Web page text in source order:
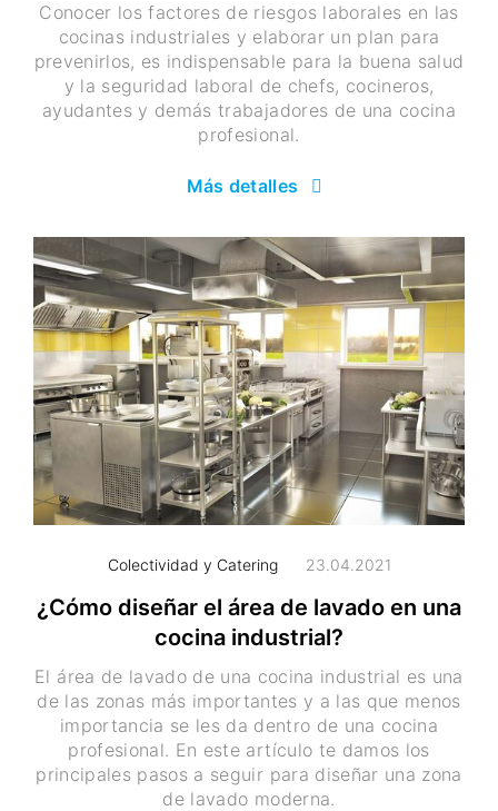
Conocer los factores de riesgos laborales en las
cocinas industriales y elaborar un plan para
prevenirlos, es indispensable para la buena salud
y la seguridad laboral de chefs, cocineros,
ayudantes y demás trabajadores de una cocina
profesional.
Más detalles
Colectividad y Catering 23.04.2021
¿Cómo diseñar el área de lavado en una
cocina industrial?
El área de lavado de una cocina industrial es una
de las zonas más importantes y a las que menos
importancia se les da dentro de una cocina
profesional. En este artículo te damos los
principales pasos a seguir para diseñar una zona
de lavado moderna.